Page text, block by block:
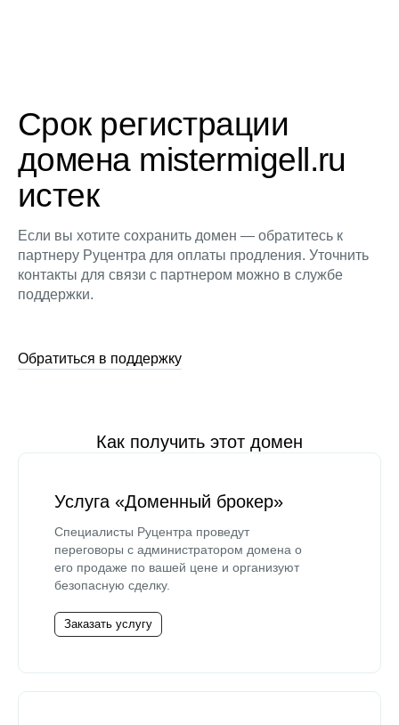
Срок регистрации
домена mistermigell.ru
истек
Если вы хотите сохранить домен — обратитесь к
партнеру Руцентра для оплаты продления. Уточнить
контакты для связи с партнером можно в службе
поддержки.
Обратиться в поддержку
Как получить этот домен
Услуга «Доменный брокер»
Специалисты Руцентра проведут
переговоры с администратором домена о
его продаже по вашей цене и организуют
безопасную сделку.
Заказать услугу